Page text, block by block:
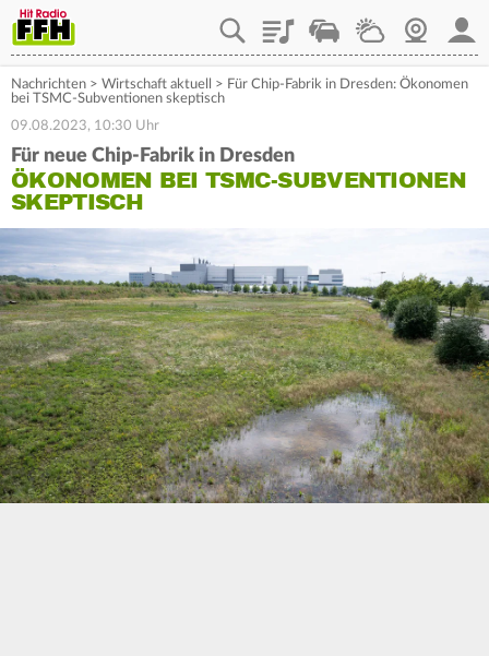
PlaylistStaupilotWetterWebcam
Nachrichten > Wirtschaft aktuell > Für Chip-Fabrik in Dresden: Ökonomen
bei TSMC-Subventionen skeptisch
09.08.2023, 10:30 Uhr
Für neue Chip-Fabrik in Dresden
ÖKONOMEN BEI TSMC-SUBVENTIONEN
SKEPTISCH